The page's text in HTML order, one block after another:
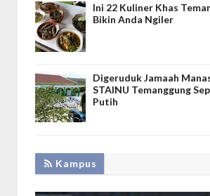
Ini 22 Kuliner Khas
Bikin Anda Ngiler
Digeruduk Jamaah
STAINU Temanggung
Putih
Kampus